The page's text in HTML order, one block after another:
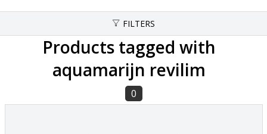
FILTERS
Products tagged with
aquamarijn revilim
0